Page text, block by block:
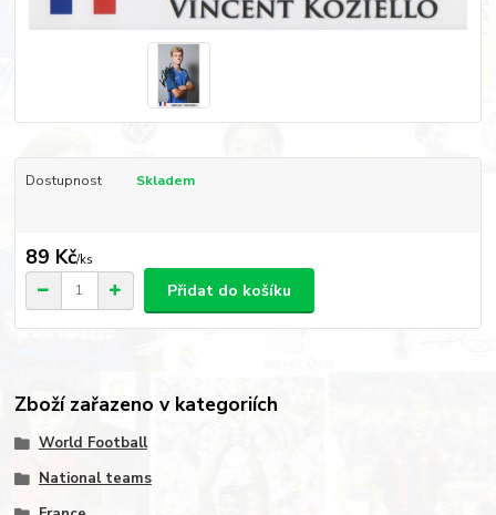
Dostupnost Skladem
89 Kč/ks
Přidat do košíku
Zboží zařazeno v kategoriích
World Football
National teams